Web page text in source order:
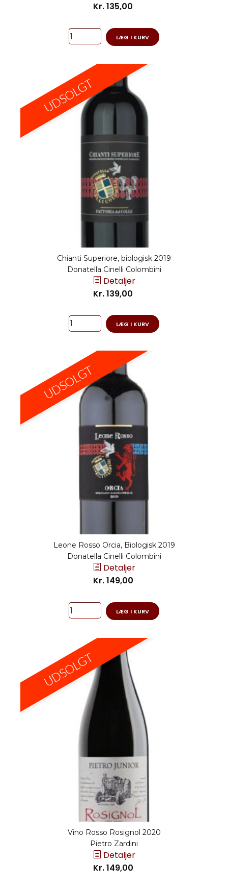
Kr. 135,00
LÆG I KURV
Chianti Superiore, biologisk 2019
Donatella Cinelli Colombini
Detaljer
Kr. 139,00
LÆG I KURV
Leone Rosso Orcia, Biologisk 2019
Donatella Cinelli Colombini
Detaljer
Kr. 149,00
LÆG I KURV
Vino Rosso Rosignol 2020
Pietro Zardini
Detaljer
Kr. 149,00